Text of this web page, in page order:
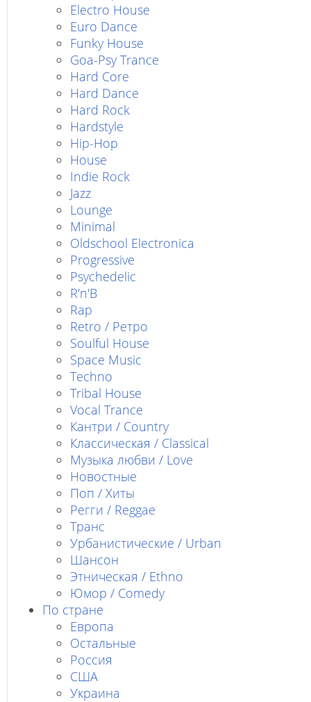
Electro House
Euro Dance
Funky House
Goa-Psy Trance
Hard Core
Hard Dance
Hard Rock
Hardstyle
Hip-Hop
House
Indie Rock
Jazz
Lounge
Minimal
Oldschool Electronica
Progressive
Psychedelic
R'n'B
Rap
Retro / Ретро
Soulful House
Space Music
Techno
Tribal House
Vocal Trance
Кантри / Country
Классическая / Classical
Музыка любви / Love
Новостные
Поп / Хиты
Регги / Reggae
Транс
Урбанистические / Urban
Шансон
Этническая / Ethno
Юмор / Comedy
По стране
Европа
Остальные
Россия
США
Украина